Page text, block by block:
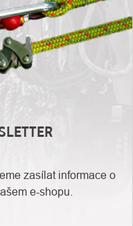
zasílat informace o
e-shopu.